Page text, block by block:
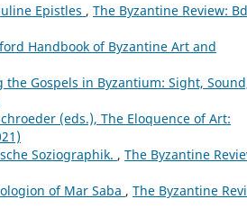
Epistles , The Byzantine Review:
Handbook of Byzantine Art and
the Gospels in Byzantium: Sight,
(eds.), The Eloquence of Art:
Soziographik. , The Byzantine
of Mar Saba , The Byzantine